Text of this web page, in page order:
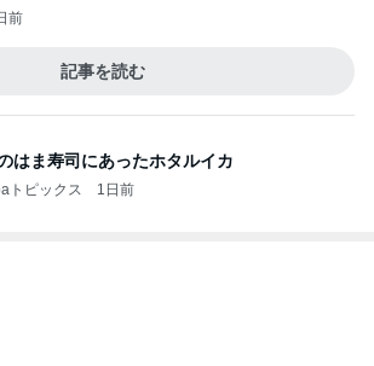
前
記事を読む
はま寿司にあったホタルイカ
トピックス 1日前